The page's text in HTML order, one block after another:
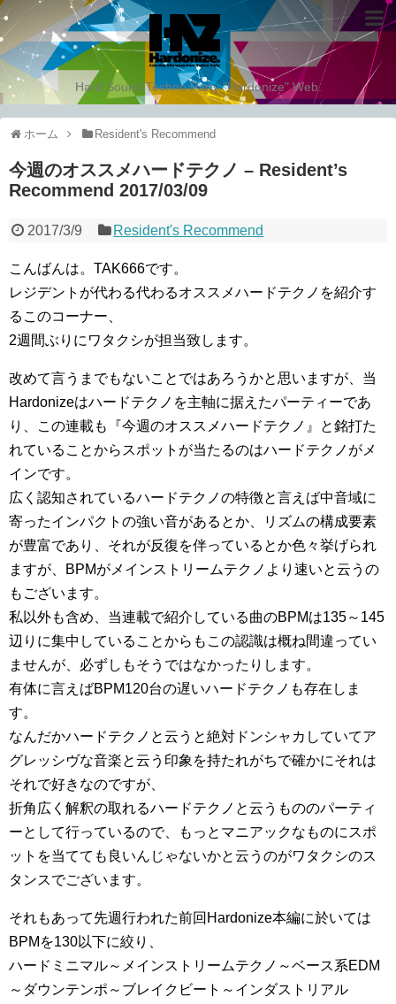
Hard Sound Techno Party "Hardonize" Web.
ホーム Resident's Recommend
今週のオススメハードテクノ – Resident’s
Recommend 2017/03/09
2017/3/9 Resident's Recommend
こんばんは。TAK666です。
レジデントが代わる代わるオススメハードテクノを紹介す
るこのコーナー、
2週間ぶりにワタクシが担当致します。
改めて言うまでもないことではあろうかと思いますが、当
Hardonizeはハードテクノを主軸に据えたパーティーであ
り、この連載も『今週のオススメハードテクノ』と銘打た
れていることからスポットが当たるのはハードテクノがメ
インです。
広く認知されているハードテクノの特徴と言えば中音域に
寄ったインパクトの強い音があるとか、リズムの構成要素
が豊富であり、それが反復を伴っているとか色々挙げられ
ますが、BPMがメインストリームテクノより速いと云うの
もございます。
私以外も含め、当連載で紹介している曲のBPMは135～145
辺りに集中していることからもこの認識は概ね間違ってい
ませんが、必ずしもそうではなかったりします。
有体に言えばBPM120台の遅いハードテクノも存在しま
す。
なんだかハードテクノと云うと絶対ドンシャカしていてア
グレッシヴな音楽と云う印象を持たれがちで確かにそれは
それで好きなのですが、
折角広く解釈の取れるハードテクノと云うもののパーティ
ーとして行っているので、もっとマニアックなものにスポ
ットを当てても良いんじゃないかと云うのがワタクシのス
タンスでございます。
それもあって先週行われた前回Hardonize本編に於いては
BPMを130以下に絞り、
ハードミニマル～メインストリームテクノ～ベース系EDM
～ダウンテンポ～ブレイクビート～インダストリアル